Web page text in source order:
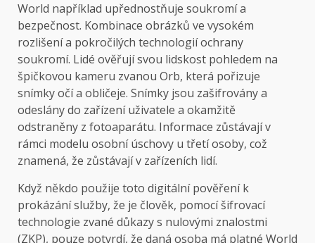
World například upřednostňuje soukromí a
bezpečnost. Kombinace obrázků ve vysokém
rozlišení a pokročilých technologií ochrany
soukromí. Lidé ověřují svou lidskost pohledem na
špičkovou kameru zvanou Orb, která pořizuje
snímky očí a obličeje. Snímky jsou zašifrovány a
odeslány do zařízení uživatele a okamžitě
odstraněny z fotoaparátu. Informace zůstávají v
rámci modelu osobní úschovy u třetí osoby, což
znamená, že zůstávají v zařízeních lidí.
Když někdo použije toto digitální pověření k
prokázání služby, že je člověk, pomocí šifrovací
technologie zvané důkazy s nulovými znalostmi
(ZKP), pouze potvrdí, že daná osoba má platné World